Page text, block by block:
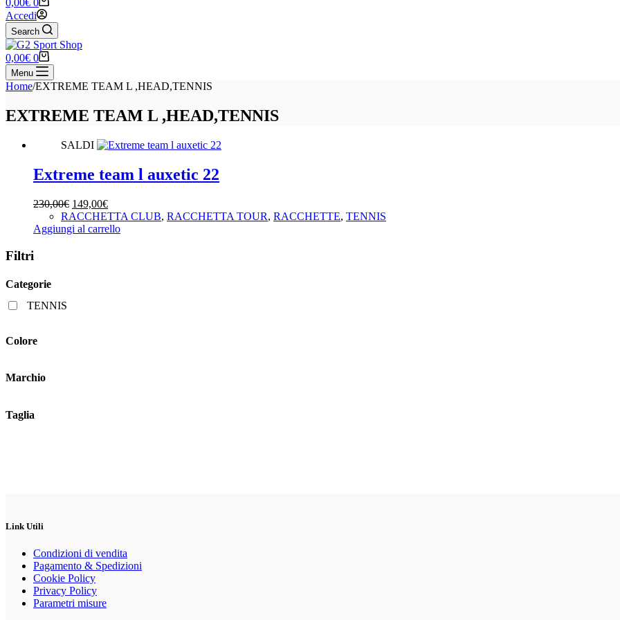
0,00€ 0
Accedi
Search
Carrello
0,00€ 0
Menu
Home/EXTREME TEAM L ,HEAD,TENNIS
EXTREME TEAM L ,HEAD,TENNIS
SALDI
Extreme team l auxetic 22
230,00€ Il
prezzo
originale
149,00€Il
prezzo
attuale
RACCHETTA CLUB, RACCHETTA TOUR, RACCHETTE, TENNIS
Aggiungi al carrello
Filtri
Categorie
TENNIS
Colore
Marchio
Taglia
Link Utili
Condizioni di vendita
Pagamento & Spedizioni
Cookie Policy
Privacy Policy
Parametri misure